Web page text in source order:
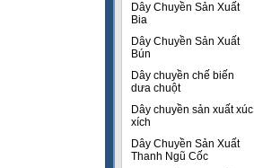
Dây Chuyền Sản Xuất
Bia
Dây Chuyền Sản Xuất
Bún
Dây chuyền chế biến
dưa chuột
Dây chuyền sản xuất xúc
xích
Dây Chuyền Sản Xuất
Thanh Ngũ Cốc